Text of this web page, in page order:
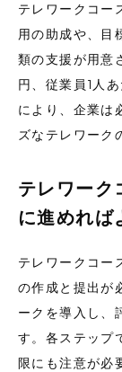
テレワークコー
用の助成や、目
類の支援が用意
円、従業員1人
により、企業は
ズなテレワーク
テレワーク
に進めれば
テレワークコー
の作成と提出が
ークを導入し、
す。各ステップ
限にも注意が必